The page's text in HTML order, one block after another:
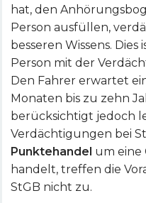
hat, den
Person ausfüllen,
besseren Wissens.
Person mit der
Den Fahrer erwartet
Monaten bis zu zehn
berücksichtigt jedoch
Verdächtigungen bei
Punktehandel um eine
handelt, treffen die
StGB nicht zu.